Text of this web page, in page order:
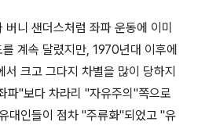
니 샌더스처럼 좌파 운동에 이미
계속 달렸지만, 1970년대 이후에
서 크고 그다지 차별을 많이 당하지
파"보다 차라리 "자유주의 "쪽으로
대인들이 점차 "주류화"되었고 "유